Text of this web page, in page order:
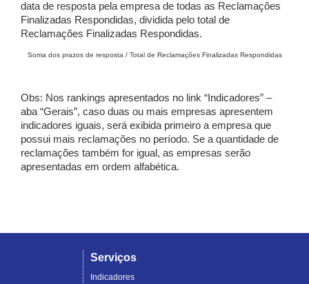
data de resposta pela empresa de todas as Reclamações
Finalizadas Respondidas, dividida pelo total de
Reclamações Finalizadas Respondidas.
Soma dos prazos de resposta / Total de Reclamações Finalizadas Respondidas
Obs: Nos rankings apresentados no link “Indicadores” –
aba “Gerais”, caso duas ou mais empresas apresentem
indicadores iguais, será exibida primeiro a empresa que
possui mais reclamações no período. Se a quantidade de
reclamações também for igual, as empresas serão
apresentadas em ordem alfabética.
Serviços
Indicadores